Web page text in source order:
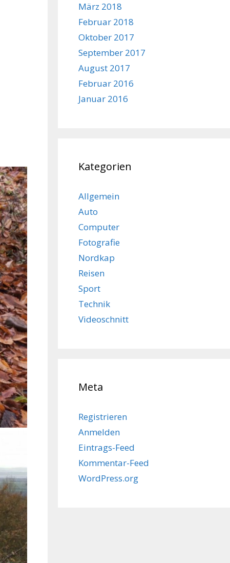
März 2018
Februar 2018
Oktober 2017
September 2017
August 2017
Februar 2016
Januar 2016
Kategorien
Allgemein
Auto
Computer
Fotografie
Nordkap
Reisen
Sport
Technik
Videoschnitt
Meta
Registrieren
Anmelden
Eintrags-Feed
Kommentar-Feed
WordPress.org